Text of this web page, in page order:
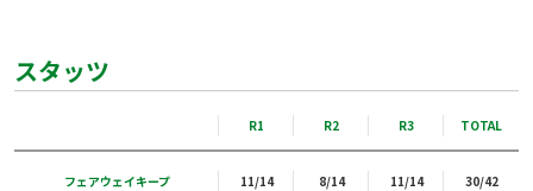
スタッツ
R1 R2 R3 TOTAL
フェアウェイキープ 11/14 8/14 11/14 30/42